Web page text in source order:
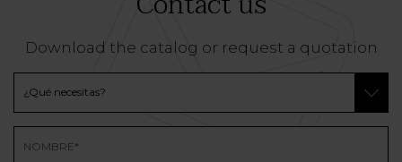
Download the catalog or request a quotation